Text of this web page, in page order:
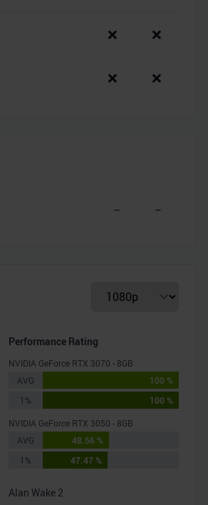
❌ ❌
❌ ❌
– –
Performance Rating
NVIDIA GeForce RTX 3070 - 8GB
AVG
100 %
1%
100 %
NVIDIA GeForce RTX 3050 - 8GB
AVG
48.56 %
1%
47.47 %
Alan Wake 2